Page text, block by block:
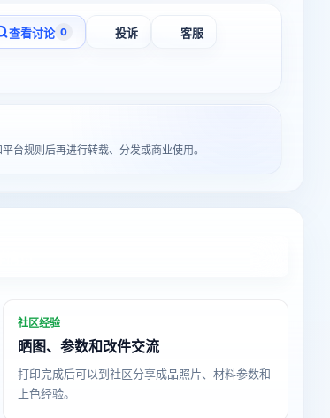
查看讨论 0 投诉 客服
台规则后再进行转载、分发或商业使用。
社区经验
晒图、参数和改件交流
打印完成后可以到社区分享成品照片、材料参数和
上色经验。